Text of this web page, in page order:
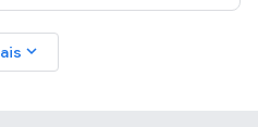
expand_more